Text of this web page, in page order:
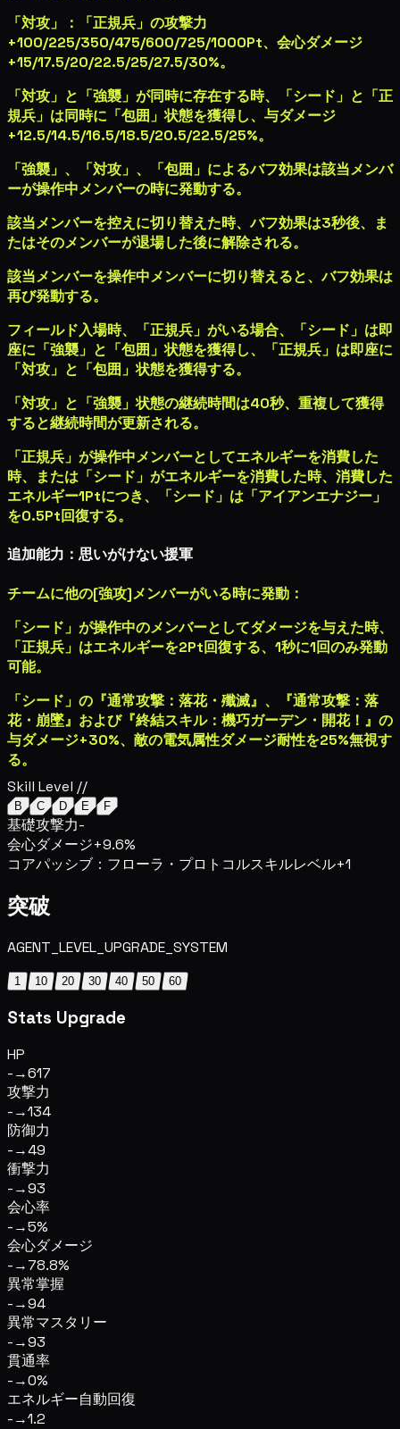
「対攻」：「正規兵」の攻撃力
+100/225/350/475/600/725/1000Pt、会心ダメージ
+15/17.5/20/22.5/25/27.5/30%。
「対攻」と「強襲」が同時に存在する時、「シード」と「正
規兵」は同時に「包囲」状態を獲得し、与ダメージ
+12.5/14.5/16.5/18.5/20.5/22.5/25%。
「強襲」、「対攻」、「包囲」によるバフ効果は該当メンバ
ーが操作中メンバーの時に発動する。
該当メンバーを控えに切り替えた時、バフ効果は3秒後、ま
たはそのメンバーが退場した後に解除される。
該当メンバーを操作中メンバーに切り替えると、バフ効果は
再び発動する。
フィールド入場時、「正規兵」がいる場合、「シード」は即
座に「強襲」と「包囲」状態を獲得し、「正規兵」は即座に
「対攻」と「包囲」状態を獲得する。
「対攻」と「強襲」状態の継続時間は40秒、重複して獲得
すると継続時間が更新される。
「正規兵」が操作中メンバーとしてエネルギーを消費した
時、または「シード」がエネルギーを消費した時、消費した
エネルギー1Ptにつき、「シード」は「アイアンエナジー」
を0.5Pt回復する。
追加能力：思いがけない援軍
チームに他の[強攻]メンバーがいる時に発動：
「シード」が操作中のメンバーとしてダメージを与えた時、
「正規兵」はエネルギーを2Pt回復する、1秒に1回のみ発動
可能。
「シード」の『通常攻撃：落花・殲滅』、『通常攻撃：落
花・崩墜』および『終結スキル：機巧ガーデン・開花！』の
与ダメージ+30%、敵の電気属性ダメージ耐性を25%無視す
る。
Skill Level //
B C D E F
基礎攻撃力-
会心ダメージ+9.6%
コアパッシブ：フローラ・プロトコルスキルレベル+1
突破
AGENT_LEVEL_UPGRADE_SYSTEM
1 10 20 30 40 50 60
Stats Upgrade
HP
-→617
攻撃力
-→134
防御力
-→49
衝撃力
-→93
会心率
-→5%
会心ダメージ
-→78.8%
異常掌握
-→94
異常マスタリー
-→93
貫通率
-→0%
エネルギー自動回復
-→1.2